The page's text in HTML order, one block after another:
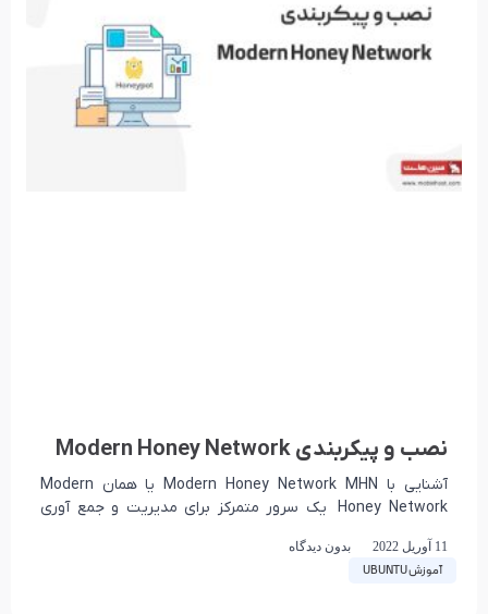
آموزش UBUNTU
نصب و پیکربندی Modern Honey Network
آشنایی با Modern Honey Network MHN یا همان Modern
Honey Network یک سرور متمرکز برای مدیریت و جمع آوری
11 آوریل 2022 بدون دیدگاه